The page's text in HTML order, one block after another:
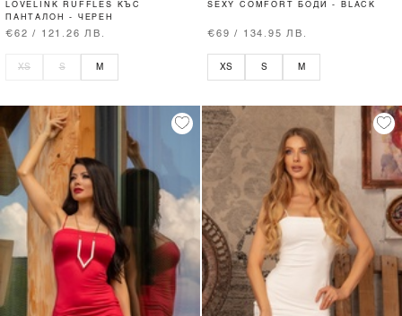
LOVELINK RUFFLES КЪС
ПАНТАЛОН - ЧЕРЕН
€62 / 121.26 ЛВ.
XS S M
SEXY COMFORT БОДИ - BLACK
€69 / 134.95 ЛВ.
XS S M